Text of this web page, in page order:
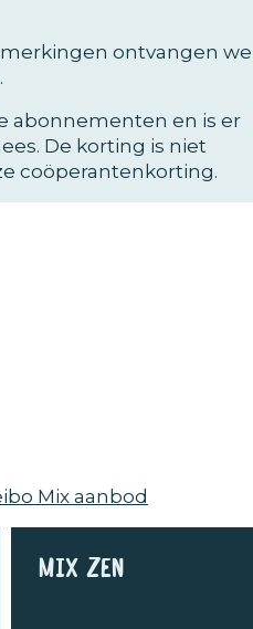
ontvangen we
abonnementen en is er
De korting is niet
coöperantenkorting.
Mix aanbod
Mix Zen